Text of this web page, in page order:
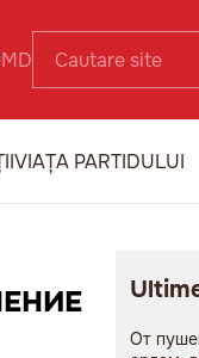
MD
VIAȚA PARTIDULUI
От